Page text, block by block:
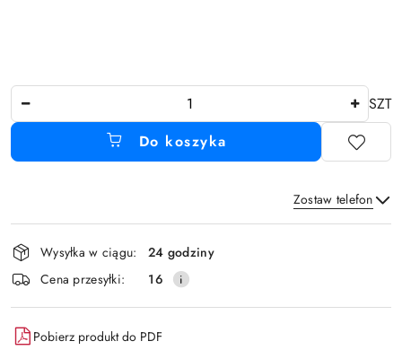
SZT
Do koszyka
Zostaw telefon
Wyślij
Dostępność
i
dostawa
Wysyłka w ciągu:
24 godziny
Cena przesyłki:
16
Pobierz produkt do PDF